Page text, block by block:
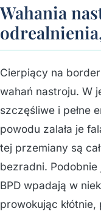
Wahania
Cierpiący na
wahań nastroju. W
szczęśliwe i pełne
powodu zalała je
tej przemiany są
bezradni.
BPD wpadają w
prowokując